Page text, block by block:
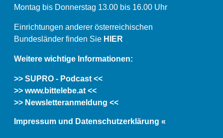
Montag bis Donnerstag 13.00 bis 16.00 Uhr
Einrichtungen anderer österreichischen
Bundesländer finden Sie HIER
Weitere wichtige Informationen:
>> SUPRO - Podcast <<
>> www.bittelebe.at <<
>> Newsletteranmeldung <<
Impressum und Datenschutzerklärung «